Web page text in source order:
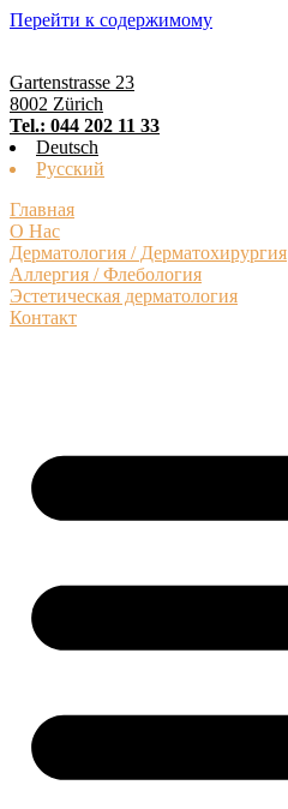
Перейти к содержимому
Gartenstrasse 23
8002 Zürich
Tel.: 044 202 11 33
Deutsch
Русский
Главная
О Нас
Дерматология / Дерматохирургия
Аллергия / Флебология
Эстетическая дерматология
Контакт